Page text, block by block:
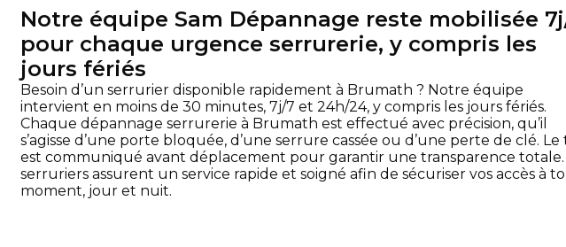
Notre équipe Sam Dépannage reste mobilisée
pour chaque urgence serrurerie, y compris les
jours fériés
Besoin d’un serrurier disponible rapidement à Brumath ? Notre équipe
intervient en moins de 30 minutes, 7j/7 et 24h/24, y compris les jours fériés.
Chaque dépannage serrurerie à Brumath est effectué avec précision, qu’il
s’agisse d’une porte bloquée, d’une serrure cassée ou d’une perte de clé. Le
est communiqué avant déplacement pour garantir une transparence totale.
serruriers assurent un service rapide et soigné afin de sécuriser vos accès à
moment, jour et nuit.